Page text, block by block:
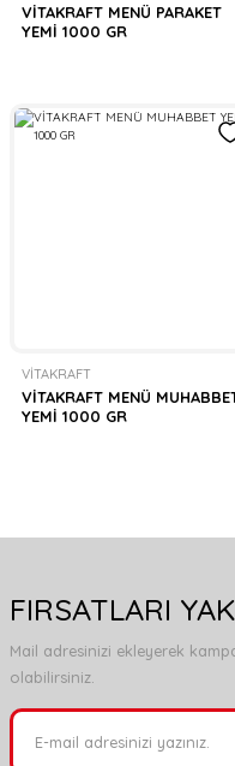
VİTAKRAFT MENÜ PARAKET
YEMİ 1000 GR
VİTAKRAFT
VİTAKRAFT MENÜ
YEMİ 1000 GR
FIRSATLARI
Mail adresinizi ekleyerek
olabilirsiniz.